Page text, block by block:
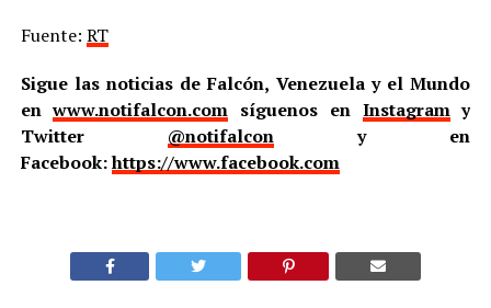
Fuente: RT
Sigue las noticias de Falcón, Venezuela y el Mundo
enwww.notifalcon.com síguenos en Instagramy
Twitter @notifalcony en
Facebook:https://www.facebook.com